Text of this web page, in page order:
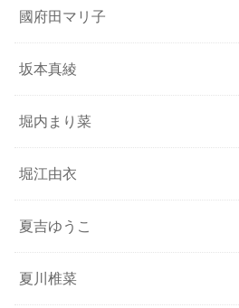
國府田マリ子
坂本真綾
堀内まり菜
堀江由衣
夏吉ゆうこ
夏川椎菜